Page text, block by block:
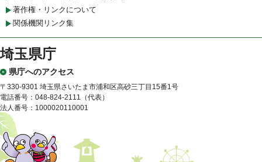
著作権・リンクについて
関係機関リンク集
埼玉県庁
県庁へのアクセス
〒330-9301 埼玉県さいたま市浦和区高砂三丁目15番1号
電話番号：048-824-2111（代表）
法人番号：1000020110001